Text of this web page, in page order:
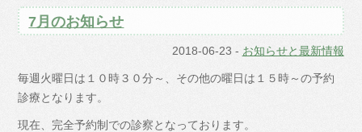
7月のお知らせ
2018-06-23 - お知らせと最新情報
毎週火曜日は１０時３０分～、その他の曜日は１５時～の予約
診療となります。
現在、完全予約制での診察となっております。